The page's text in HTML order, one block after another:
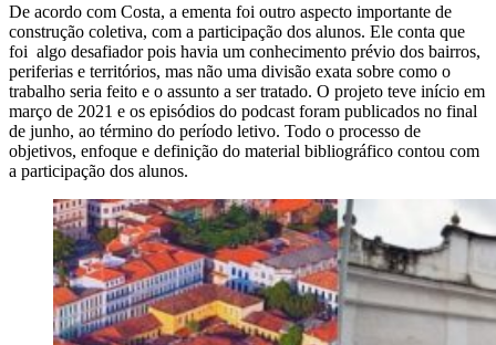
De acordo com Costa, a ementa foi outro aspecto importante de
construção coletiva, com a participação dos alunos. Ele conta que
foi algo desafiador pois havia um conhecimento prévio dos bairros,
periferias e territórios, mas não uma divisão exata sobre como o
trabalho seria feito e o assunto a ser tratado. O projeto teve início em
março de 2021 e os episódios do podcast foram publicados no final
de junho, ao término do período letivo. Todo o processo de
objetivos, enfoque e definição do material bibliográfico contou com
a participação dos alunos.